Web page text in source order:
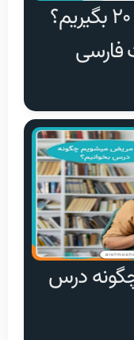
چگونه امتحان فارسی را ۲۰ بگیریم؟
فارسی
درس